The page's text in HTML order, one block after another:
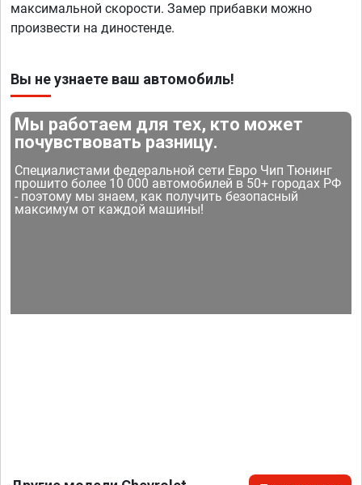
максимальной скорости. Замер прибавки можно
произвести на диностенде.
Вы не узнаете ваш автомобиль!
Мы работаем для тех, кто может
почувствовать разницу.
Специалистами федеральной сети Евро Чип Тюнинг
прошито более 10 000 автомобилей в 50+ городах РФ
- поэтому мы знаем, как получить безопасный
максимум от каждой машины!